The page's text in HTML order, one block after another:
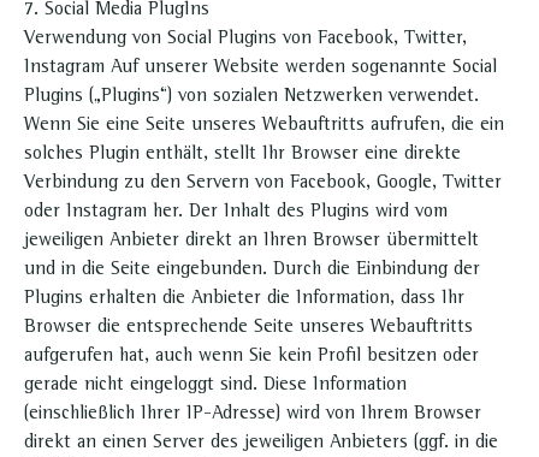
7. Social Media PlugIns
Verwendung von Social Plugins von Facebook, Twitter,
Instagram Auf unserer Website werden sogenannte Social
Plugins („Plugins“) von sozialen Netzwerken verwendet.
Wenn Sie eine Seite unseres Webauftritts aufrufen, die ein
solches Plugin enthält, stellt Ihr Browser eine direkte
Verbindung zu den Servern von Facebook, Google, Twitter
oder Instagram her. Der Inhalt des Plugins wird vom
jeweiligen Anbieter direkt an Ihren Browser übermittelt
und in die Seite eingebunden. Durch die Einbindung der
Plugins erhalten die Anbieter die Information, dass Ihr
Browser die entsprechende Seite unseres Webauftritts
aufgerufen hat, auch wenn Sie kein Profil besitzen oder
gerade nicht eingeloggt sind. Diese Information
(einschließlich Ihrer IP-Adresse) wird von Ihrem Browser
direkt an einen Server des jeweiligen Anbieters (ggf. in die